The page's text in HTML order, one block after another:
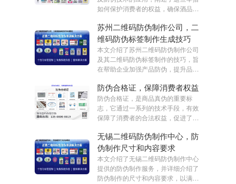
如何保护消费者的权益，确保酒品质
苏州二维码防伪制作公司，二
维码防伪标签制作生成技巧
本文介绍了苏州二维码防伪制作公司
及其二维码防伪标签制作的技巧，旨
在帮助企业加强产品防伪，提升品牌
防伪合格证，保障消费者权益
防伪合格证，是商品真伪的重要标
志，它通过一系列的技术手段，有效
保障了消费者的合法权益，促进了市
无锡二维码防伪制作中心，防
伪制作尺寸和内容要求
本文介绍了无锡二维码防伪制作中心
提供的防伪制作服务，并详细介绍了
防伪制作的尺寸和内容要求，以满足